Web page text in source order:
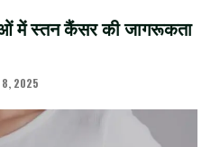
में स्तन कैंसर की जागरूकता
2025